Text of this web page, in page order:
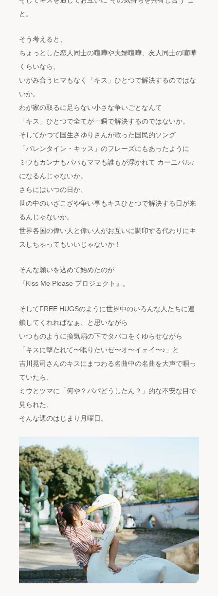
と。
そう考えると、
ちょっとした恋人同士の喧嘩や夫婦喧嘩、友人同士の喧嘩
くらいなら、
いがみ合うヒマもなく「キス」ひとつで解決するのではな
いか。
わが家の取るに足らない小さな争いごとなんて
「キス」ひとつで全てが一瞬で解決するのではないか。
そしてかつて国生さゆりさんが歌った国民的ソング
「バレンタイン・キッス」のフレーズにもあったように
ミウもカンナもパパもママも誰もが浮かれて カーニバル♪
になるんじゃないか。
さらにはいつの日か、
世の中のいざこざや争い事もキスひとつで解決する日が来
るんじゃないか。
世界各国の偉い人と偉い人がお互いに調印する代わりにキ
スしちゃってもいいじゃないか！
そんな願いを込めて始めたのが
『Kiss Me Please プロジェクト』。
そしてFREE HUGSのように世界中のいろんな人たちに連
鎖してくれればなぁ、と思いながら
いつものように換気扇の下でタバコをくゆらせながら
「キスに撃たれて〜眠りたいゼ〜オ〜イェイ〜♪」と
吉川晃司さんのキスにまつわる名曲中の名曲を大声で唄っ
ていたら、
ミウとツマに「何や？パパどうしたん？」的な不安な目で
見られた、
そんな週のはじまり月曜日。